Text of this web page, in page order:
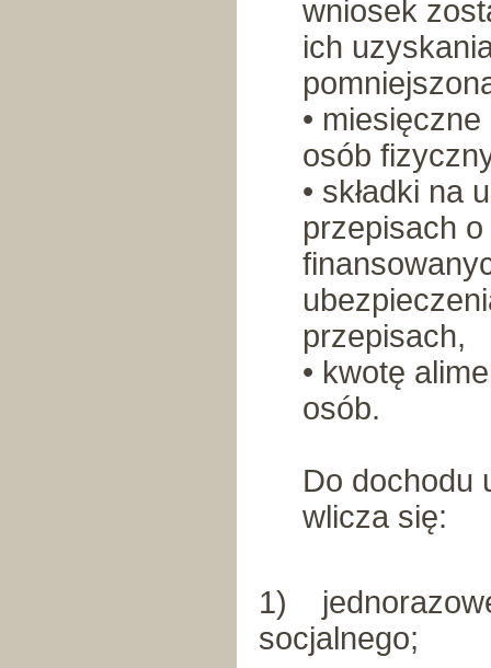
wniosek
ich
•
osób
• składki na
przepisach
przepisach,
• kwotę
osób.
Do dochodu
wlicza się:
1)
socjalnego;